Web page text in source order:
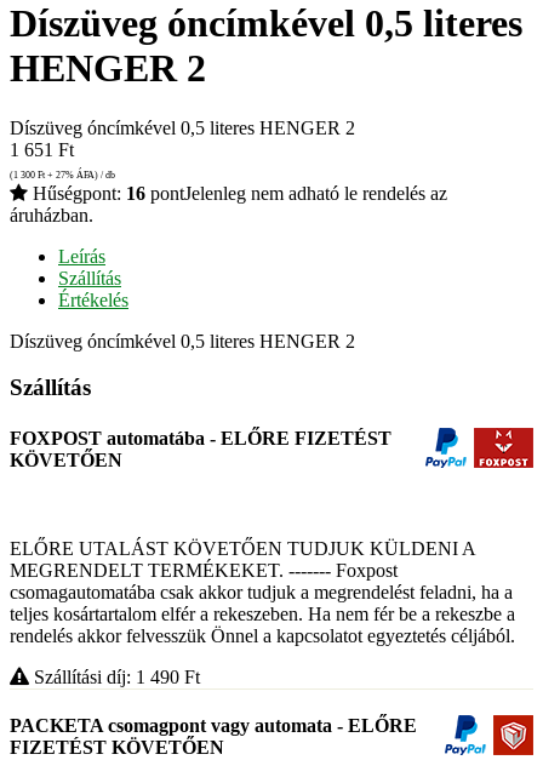
Díszüveg óncímkével 0,5 literes
HENGER 2
Díszüveg óncímkével 0,5 literes HENGER 2
1 651 Ft
(1 300 Ft + 27% ÁFA) / db
Hűségpont: 16 pontJelenleg nem adható le rendelés az
áruházban.
Leírás
Szállítás
Értékelés
Díszüveg óncímkével 0,5 literes HENGER 2
Szállítás
FOXPOST automatába - ELŐRE FIZETÉST
KÖVETŐEN
ELŐRE UTALÁST KÖVETŐEN TUDJUK KÜLDENI A
MEGRENDELT TERMÉKEKET. ------- Foxpost
csomagautomatába csak akkor tudjuk a megrendelést feladni, ha a
teljes kosártartalom elfér a rekeszeben. Ha nem fér be a rekeszbe a
rendelés akkor felvesszük Önnel a kapcsolatot egyeztetés céljából.
Szállítási díj: 1 490 Ft
PACKETA csomagpont vagy automata - ELŐRE
FIZETÉST KÖVETŐEN